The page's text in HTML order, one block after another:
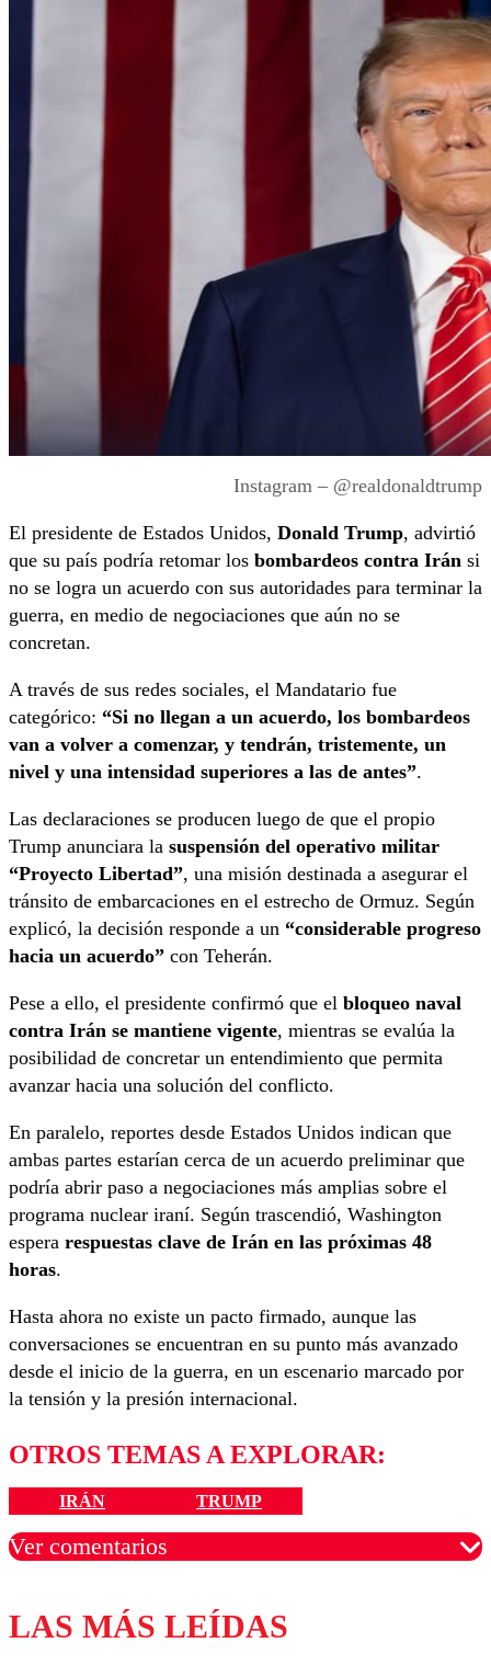
Instagram – @realdonaldtrump
El presidente de Estados Unidos, Donald Trump, advirtió
que su país podría retomar los bombardeos contra Irán si
no se logra un acuerdo con sus autoridades para terminar la
guerra, en medio de negociaciones que aún no se
concretan.
A través de sus redes sociales, el Mandatario fue
categórico: “Si no llegan a un acuerdo, los bombardeos
van a volver a comenzar, y tendrán, tristemente, un
nivel y una intensidad superiores a las de antes”.
Las declaraciones se producen luego de que el propio
Trump anunciara la suspensión del operativo militar
“Proyecto Libertad”, una misión destinada a asegurar el
tránsito de embarcaciones en el estrecho de Ormuz. Según
explicó, la decisión responde a un “considerable progreso
hacia un acuerdo” con Teherán.
Pese a ello, el presidente confirmó que el bloqueo naval
contra Irán se mantiene vigente, mientras se evalúa la
posibilidad de concretar un entendimiento que permita
avanzar hacia una solución del conflicto.
En paralelo, reportes desde Estados Unidos indican que
ambas partes estarían cerca de un acuerdo preliminar que
podría abrir paso a negociaciones más amplias sobre el
programa nuclear iraní. Según trascendió, Washington
espera respuestas clave de Irán en las próximas 48
horas.
Hasta ahora no existe un pacto firmado, aunque las
conversaciones se encuentran en su punto más avanzado
desde el inicio de la guerra, en un escenario marcado por
la tensión y la presión internacional.
OTROS TEMAS A EXPLORAR:
IRÁN TRUMP
Ver comentarios
Los comentarios son moderados para garantizar un
diálogo respetuoso.
LAS MÁS LEÍDAS